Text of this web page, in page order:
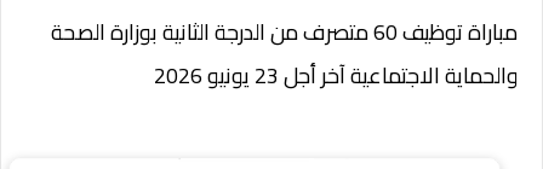
مباراة توظيف 60 متصرف من الدرجة الثانية بوزارة الصحة
والحماية الاجتماعية آخر أجل 23 يونيو 2026